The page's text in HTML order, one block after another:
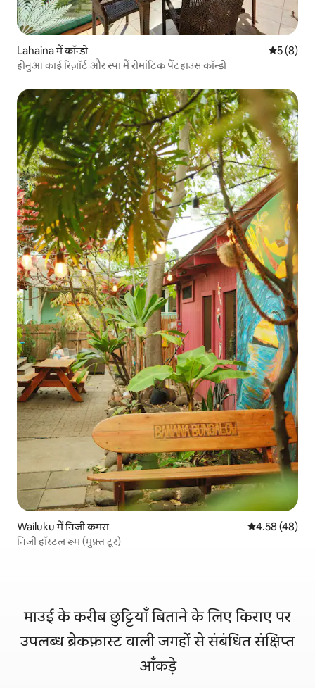
Lahaina में कॉन्डो औसत रेटिंग
5 (8)
होनुआ काई रिज़ॉर्ट और स्पा में रोमांटिक पेंटहाउस कॉन्डो
Wailuku में निजी कमरा औसत रेटिंग 5 में
4.58 (48)
निजी हॉस्टल रूम (मुफ़्त टूर)
माउई के करीब छुट्टियाँ बिताने के लिए किराए पर
उपलब्ध ब्रेकफ़ास्ट वाली जगहों से संबंधित संक्षिप्त
आँकड़े